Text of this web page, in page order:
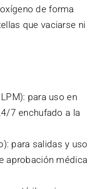
de forma
que vaciarse ni
para uso en
7 enchufado a la
para salidas y uso
aprobación médica